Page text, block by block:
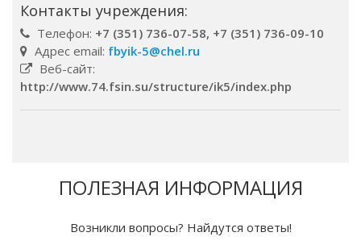
Контакты учреждения:
Телефон: +7 (351) 736-07-58, +7 (351) 736-09-10
Адрес email: fbyik-5@chel.ru
Веб-сайт:
http://www.74.fsin.su/structure/ik5/index.php
ПОЛЕЗНАЯ ИНФОРМАЦИЯ
Возникли вопросы? Найдутся ответы!